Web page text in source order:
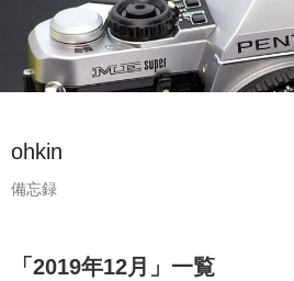
ohkin
備忘録
「 2019年12月 」 一覧